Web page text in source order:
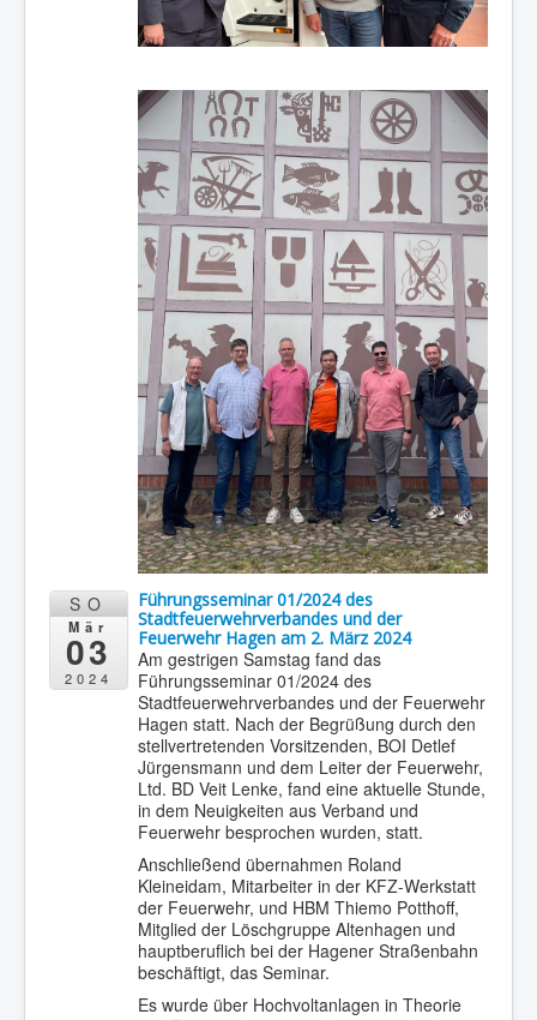
SO
Mär
03
2024
Führungsseminar 01/2024 des
Stadtfeuerwehrverbandes und der
Feuerwehr Hagen am 2. März 2024
Am gestrigen Samstag fand das
Führungsseminar 01/2024 des
Stadtfeuerwehrverbandes und der Feuerwehr
Hagen statt. Nach der Begrüßung durch den
stellvertretenden Vorsitzenden, BOI Detlef
Jürgensmann und dem Leiter der Feuerwehr,
Ltd. BD Veit Lenke, fand eine aktuelle Stunde,
in dem Neuigkeiten aus Verband und
Feuerwehr besprochen wurden, statt.
Anschließend übernahmen Roland
Kleineidam, Mitarbeiter in der KFZ-Werkstatt
der Feuerwehr, und HBM Thiemo Potthoff,
Mitglied der Löschgruppe Altenhagen und
hauptberuflich bei der Hagener Straßenbahn
beschäftigt, das Seminar.
Es wurde über Hochvoltanlagen in Theorie